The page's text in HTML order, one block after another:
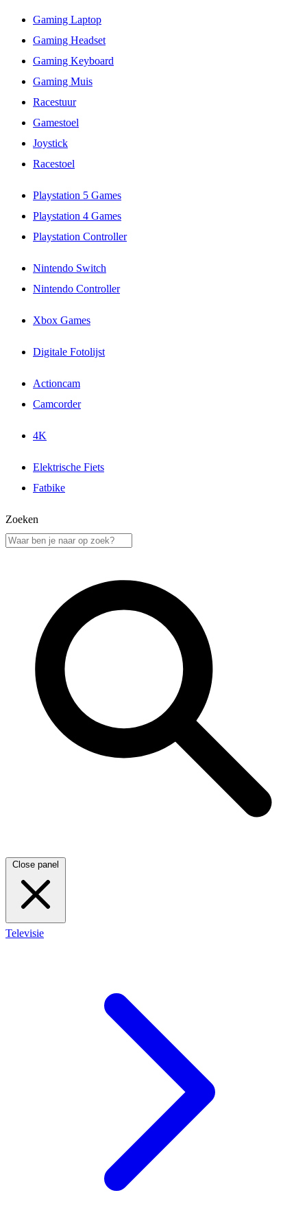
Gaming Laptop
Gaming Headset
Gaming Keyboard
Gaming Muis
Racestuur
Gamestoel
Joystick
Racestoel
Playstation 5 Games
Playstation 4 Games
Playstation Controller
Nintendo Switch
Nintendo Controller
Xbox Games
Digitale Fotolijst
Actioncam
Camcorder
4K
Elektrische Fiets
Fatbike
Zoeken
Close panel
Televisie